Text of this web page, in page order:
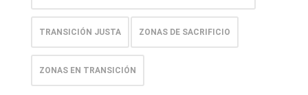
TRANSICIÓN JUSTA ZONAS DE SACRIFICIO
ZONAS EN TRANSICIÓN